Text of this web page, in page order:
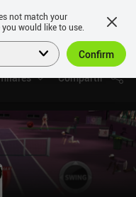
Compartir
not match your
would like to use.
Confirm